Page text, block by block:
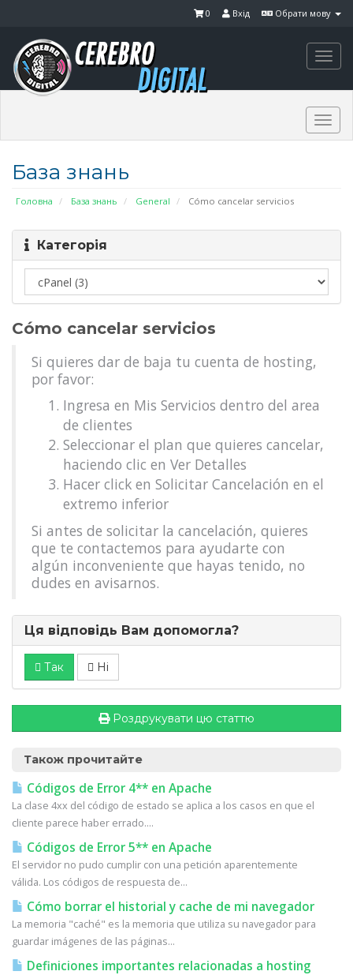
Обрати мову
Вхід
0
База знань
Головна База знань General Cómo cancelar servicios
Категорія
Cómo cancelar servicios
Si quieres dar de baja tu cuenta de hosting,
por favor:
Ingresa en Mis Servicios dentro del area
de clientes
Seleccionar el plan que quieres cancelar,
haciendo clic en Ver Detalles
Hacer click en Solicitar Cancelación en el
extremo inferior
Si antes de solicitar la cancelación, quieres
que te contactemos para ayudarte con
algún inconveniente que hayas tenido, no
dudes en avisarnos.
Ця відповідь Вам допомогла?
Так Ні
Роздрукувати цю статтю
Також прочитайте
Códigos de Error 4** en Apache
La clase 4xx del código de estado se aplica a los casos en que el
cliente parece haber errado....
Códigos de Error 5** en Apache
El servidor no pudo cumplir con una petición aparentemente
válida. Los códigos de respuesta de...
Cómo borrar el historial y cache de mi navegador
La memoria "caché" es la memoria que utiliza su navegador para
guardar imágenes de las páginas...
Definiciones importantes relacionadas a hosting